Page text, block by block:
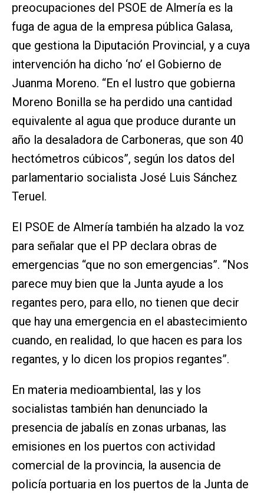
preocupaciones del PSOE de Almería es la
fuga de agua de la empresa pública Galasa,
que gestiona la Diputación Provincial, y a cuya
intervención ha dicho ‘no’ el Gobierno de
Juanma Moreno. “En el lustro que gobierna
Moreno Bonilla se ha perdido una cantidad
equivalente al agua que produce durante un
año la desaladora de Carboneras, que son 40
hectómetros cúbicos”, según los datos del
parlamentario socialista José Luis Sánchez
Teruel.
El PSOE de Almería también ha alzado la voz
para señalar que el PP declara obras de
emergencias “que no son emergencias”. “Nos
parece muy bien que la Junta ayude a los
regantes pero, para ello, no tienen que decir
que hay una emergencia en el abastecimiento
cuando, en realidad, lo que hacen es para los
regantes, y lo dicen los propios regantes”.
En materia medioambiental, las y los
socialistas también han denunciado la
presencia de jabalís en zonas urbanas, las
emisiones en los puertos con actividad
comercial de la provincia, la ausencia de
policía portuaria en los puertos de la Junta de